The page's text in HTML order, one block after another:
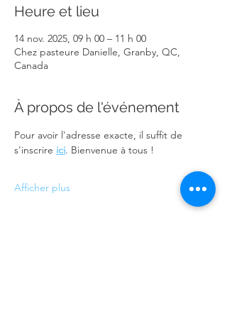
Heure et lieu
14 nov. 2025, 09 h 00 – 11 h 00
Chez pasteure Danielle, Granby, QC,
Canada
À propos de l'événement
Pour avoir l'adresse exacte, il suffit de
s'inscrire ici. Bienvenue à tous !
Afficher plus